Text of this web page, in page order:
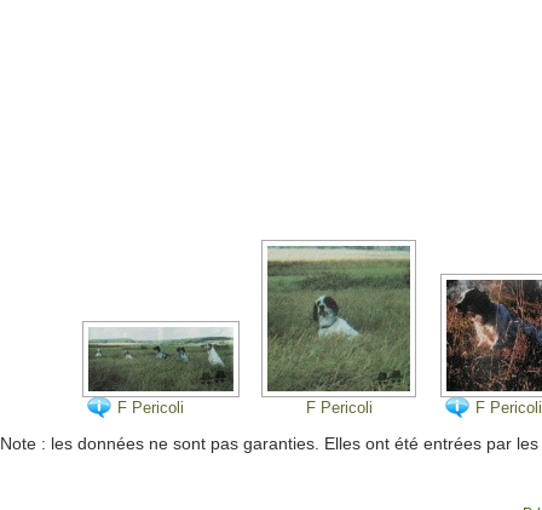
F Pericoli F Pericoli F Pericoli
Note : les données ne sont pas garanties. Elles ont été entrées par